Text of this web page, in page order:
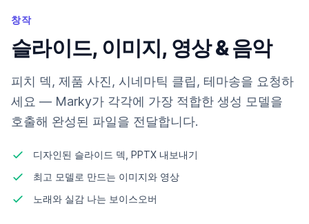
창작
슬라이드, 이미지, 영상 & 음악
피치 덱, 제품 사진, 시네마틱 클립, 테마송을 요청하
세요 — Marky가 각각에 가장 적합한 생성 모델을
호출해 완성된 파일을 전달합니다.
디자인된 슬라이드 덱, PPTX 내보내기
최고 모델로 만드는 이미지와 영상
노래와 실감 나는 보이스오버